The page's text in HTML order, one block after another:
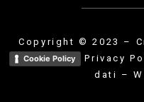
Copyright © 2023 –
Cookie Policy Privacy
dati –